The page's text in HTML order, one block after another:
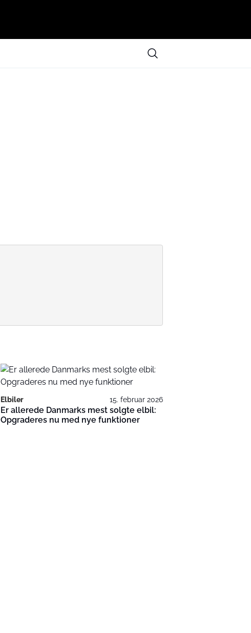
Elbiler 15. februar 2026
Er allerede Danmarks mest solgte elbil:
Opgraderes nu med nye funktioner